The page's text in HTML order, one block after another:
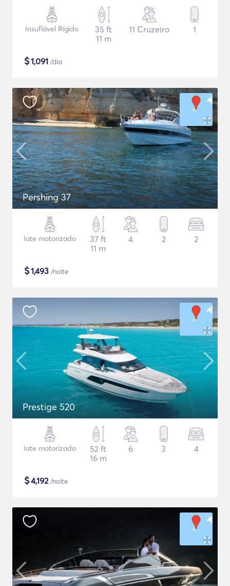
Insuflável Rígido
35 ft
11 m
11 Cruzeiro 1
$1,091 /dia
Pershing 37
Iate motorizado
37 ft
11 m
4 2 2
$1,493 /noite
Prestige 520
Iate motorizado
52 ft
16 m
6 3 4
$4,192/noite